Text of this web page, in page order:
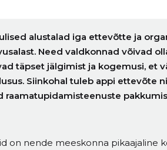
alustalad iga ettevõtte ja
Need valdkonnad võivad
täpset jälgimist ja kogemusi, et
Siinkohal tuleb appi ettevõte
raamatupidamisteenuste
on nende meeskonna pikaajaline